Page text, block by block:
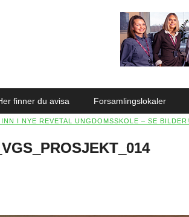
finner du avisa Forsamlingslokaler
I NYE REVETAL UNGDOMSSKOLE – SE BILDER!